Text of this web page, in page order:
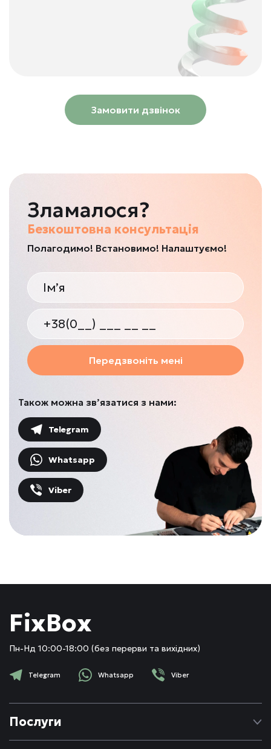
Замовити дзвінок
Зламалося?
Безкоштовна консультація
Полагодимо! Встановимо! Налаштуємо!
Передзвоніть мені
Також можна зв’язатися з нами:
Telegram
Whatsapp
Viber
FixBox
Пн-Нд 10:00-18:00 (без перерви та вихідних)
Telegram Whatsapp Viber
Послуги